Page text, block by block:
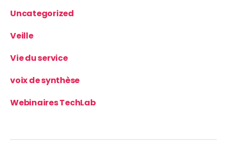
Uncategorized
Veille
Vie du service
voix de synthèse
Webinaires TechLab